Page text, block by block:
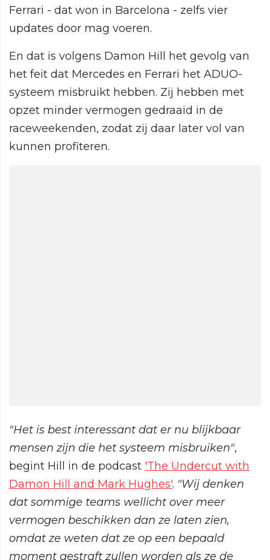
Ferrari - dat won in Barcelona - zelfs vier
updates door mag voeren.
En dat is volgens Damon Hill het gevolg van
het feit dat Mercedes en Ferrari het ADUO-
systeem misbruikt hebben. Zij hebben met
opzet minder vermogen gedraaid in de
raceweekenden, zodat zij daar later vol van
kunnen profiteren.
"Het is best interessant dat er nu blijkbaar
mensen zijn die het systeem misbruiken",
begint Hill in de podcast 'The Undercut with
Damon Hill and Mark Hughes'. "Wij denken
dat sommige teams wellicht over meer
vermogen beschikken dan ze laten zien,
omdat ze weten dat ze op een bepaald
moment gestraft zullen worden als ze de